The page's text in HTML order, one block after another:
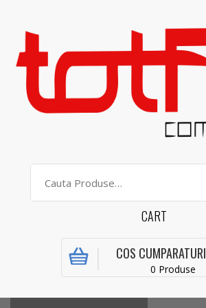
CART
COS CUMPARATURI
0 Produse